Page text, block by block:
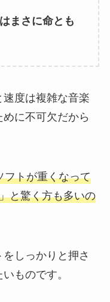
まさに命とも
度は複雑な音楽
に不可欠だから
フトが重くなって
と驚く方も多いの
しっかりと押さ
ものです。